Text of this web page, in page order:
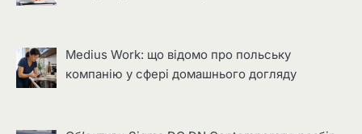
Medius Work: що відомо про польську
компанію у сфері домашнього догляду